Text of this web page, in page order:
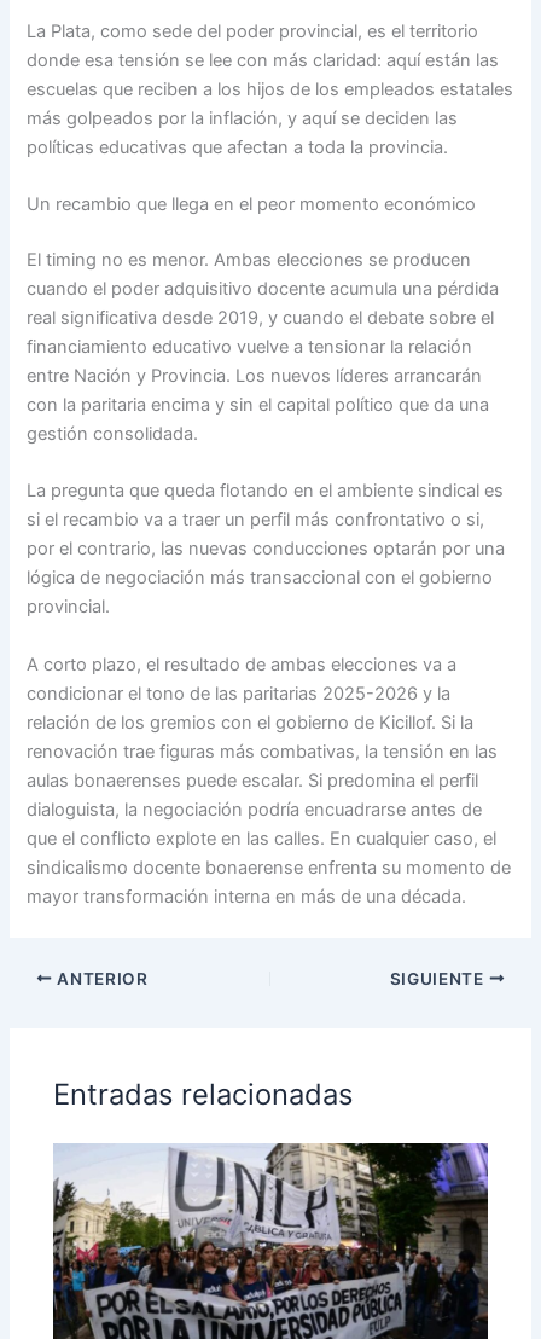
La Plata, como sede del poder provincial, es el territorio
donde esa tensión se lee con más claridad: aquí están las
escuelas que reciben a los hijos de los empleados estatales
más golpeados por la inflación, y aquí se deciden las
políticas educativas que afectan a toda la provincia.
Un recambio que llega en el peor momento económico
El timing no es menor. Ambas elecciones se producen
cuando el poder adquisitivo docente acumula una pérdida
real significativa desde 2019, y cuando el debate sobre el
financiamiento educativo vuelve a tensionar la relación
entre Nación y Provincia. Los nuevos líderes arrancarán
con la paritaria encima y sin el capital político que da una
gestión consolidada.
La pregunta que queda flotando en el ambiente sindical es
si el recambio va a traer un perfil más confrontativo o si,
por el contrario, las nuevas conducciones optarán por una
lógica de negociación más transaccional con el gobierno
provincial.
A corto plazo, el resultado de ambas elecciones va a
condicionar el tono de las paritarias 2025-2026 y la
relación de los gremios con el gobierno de Kicillof. Si la
renovación trae figuras más combativas, la tensión en las
aulas bonaerenses puede escalar. Si predomina el perfil
dialoguista, la negociación podría encuadrarse antes de
que el conflicto explote en las calles. En cualquier caso, el
sindicalismo docente bonaerense enfrenta su momento de
mayor transformación interna en más de una década.
ANTERIOR SIGUIENTE
Entradas relacionadas